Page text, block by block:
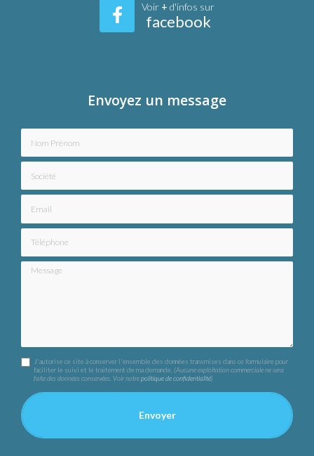
Voir + d'infos sur
facebook
Envoyez un message
Message
J'autorise ce site à conserver l'ensemble des données transmises dans ce formulaire pour
faciliter le suivi et le traitement de ma demande.(Aucune exploitation commerciale ne sera
faite des données conservées. Voir notrepolitique de confidentialité)